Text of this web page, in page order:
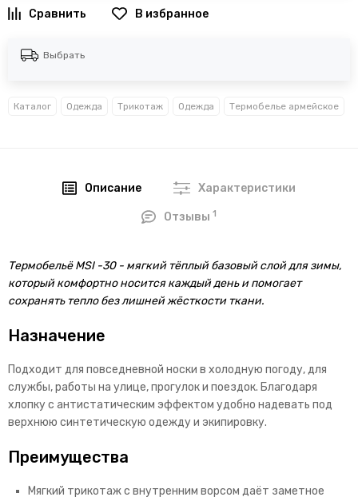
В избранное
Выбрать
Каталог Одежда Трикотаж Одежда Термобелье армейское
Описание Характеристики
Отзывы1
Термобельё MSI -30 - мягкий тёплый базовый слой для зимы,
который комфортно носится каждый день и помогает
сохранять тепло без лишней жёсткости ткани.
Назначение
Подходит для повседневной носки в холодную погоду, для
службы, работы на улице, прогулок и поездок. Благодаря
хлопку с антистатическим эффектом удобно надевать под
верхнюю синтетическую одежду и экипировку.
Преимущества
Мягкий трикотаж с внутренним ворсом даёт заметное